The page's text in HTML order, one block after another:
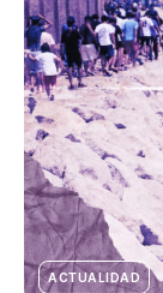
ACTUALIDAD